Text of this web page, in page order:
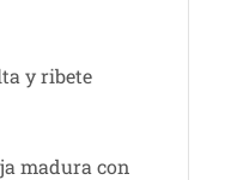
y ribete
madura con